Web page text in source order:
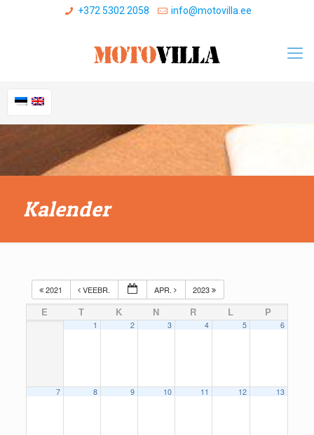
+372 5302 2058 info@motovilla.ee
Kalender
2021 VEEBR. APR. 2023
E T K N R L P
1 2 3 4 5 6
7 8 9 10 11 12 13